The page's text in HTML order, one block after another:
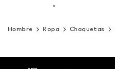
Hombre Ropa Chaquetas